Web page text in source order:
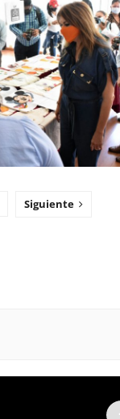
Siguiente